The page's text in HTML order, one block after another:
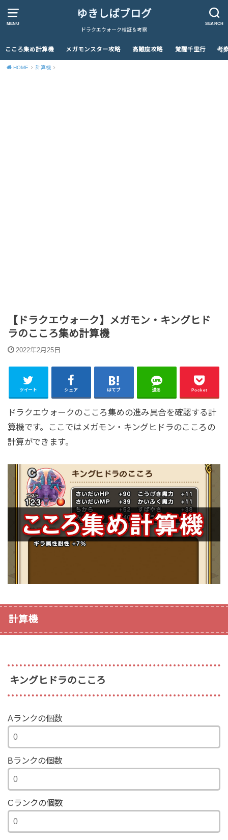
MENU SEARCH
ゆきしばブログ
ドラクエウォーク検証＆考察
こころ集め計算機 メガモンスター攻略 高難度攻略 覚醒千里行 考
HOME 計算機
【ドラクエウォーク】メガモン・キングヒド
ラのこころ集め計算機
2022年2月25日
ツイート シェア はてブ 送る Pocket
ドラクエウォークのこころ集めの進み具合を確認する計
算機です。ここではメガモン・キングヒドラのこころの
計算ができます。
計算機
キングヒドラのこころ
Aランクの個数
Bランクの個数
Cランクの個数